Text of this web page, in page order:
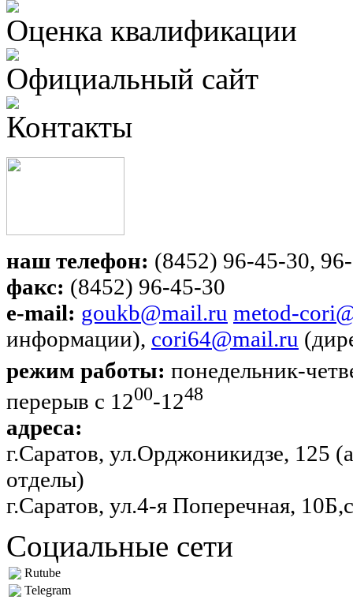
Оценка квалификации
Официальный сайт
Контакты
наш телефон: (8452) 96-45-30,
факс: (8452) 96-45-30
e-mail: goukb@mail.ru metod-
информации), cori64@mail.ru
режим работы: понедельник-
перерыв с 1200-1248
адреса:
г.Саратов, ул.Орджоникидзе, 125
отделы)
г.Саратов, ул.4-я Поперечная,
Социальные сети
Rutube
Telegram